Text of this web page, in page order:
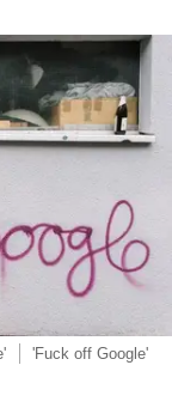
'Fuck off Google'